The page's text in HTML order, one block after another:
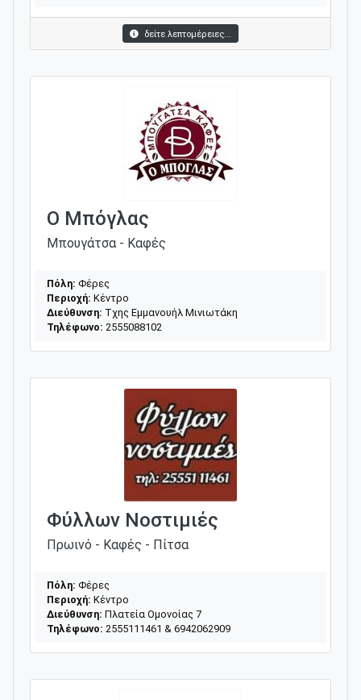
δείτε λεπτομέρειες...
Ο Μπόγλας
Μπουγάτσα - Καφές
Πόλη: Φέρες
Περιοχή: Κέντρο
Διεύθυνση: Τχης Εμμανουήλ Μινιωτάκη
Τηλέφωνο: 2555088102
Φύλλων Νοστιμιές
Πρωινό - Καφές - Πίτσα
Πόλη: Φέρες
Περιοχή: Κέντρο
Διεύθυνση: Πλατεία Oμονοίας 7
Τηλέφωνο: 2555111461 & 6942062909